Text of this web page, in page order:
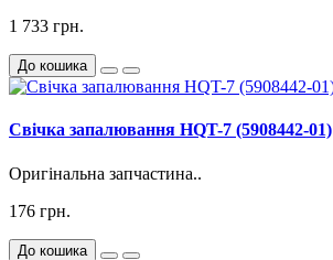
1 733 грн.
До кошика
Свічка запалювання HQT-7 (5908442-01)
Оригінальна запчастина..
176 грн.
До кошика